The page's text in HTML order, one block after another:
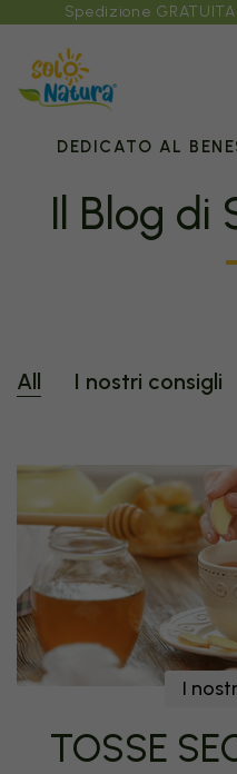
Spedizione
DEDICATO AL
Il Blog di
All I nostri consigli
I
TOSSE